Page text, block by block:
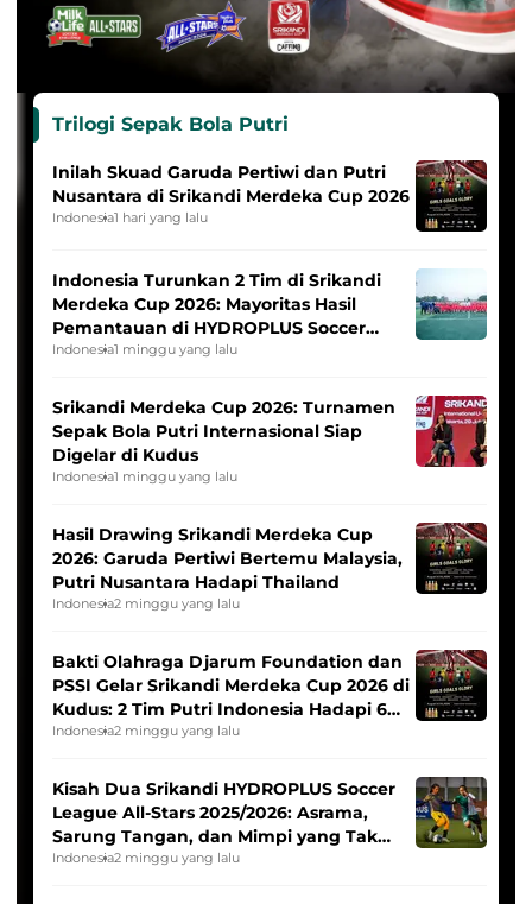
Trilogi Sepak Bola Putri
Inilah Skuad Garuda Pertiwi dan Putri
Nusantara di Srikandi Merdeka Cup 2026
Indonesia1 hari yang lalu
Indonesia Turunkan 2 Tim di Srikandi
Merdeka Cup 2026: Mayoritas Hasil
Pemantauan di HYDROPLUS Soccer
League
Indonesia1 minggu yang lalu
Srikandi Merdeka Cup 2026: Turnamen
Sepak Bola Putri Internasional Siap
Digelar di Kudus
Indonesia1 minggu yang lalu
Hasil Drawing Srikandi Merdeka Cup
2026: Garuda Pertiwi Bertemu Malaysia,
Putri Nusantara Hadapi Thailand
Indonesia2 minggu yang lalu
Bakti Olahraga Djarum Foundation dan
PSSI Gelar Srikandi Merdeka Cup 2026 di
Kudus: 2 Tim Putri Indonesia Hadapi 6
Tim Asia
Indonesia2 minggu yang lalu
Kisah Dua Srikandi HYDROPLUS Soccer
League All-Stars 2025/2026: Asrama,
Sarung Tangan, dan Mimpi yang Tak
Pernah Padam
Indonesia2 minggu yang lalu